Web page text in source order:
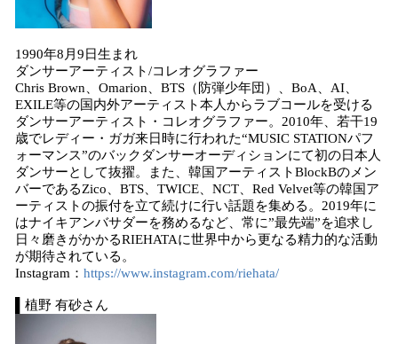
1990年8月9日生まれ
ダンサーアーティスト/コレオグラファー
Chris Brown、Omarion、BTS（防弾少年団）、BoA、AI、
EXILE等の国内外アーティスト本人からラブコールを受ける
ダンサーアーティスト・コレオグラファー。2010年、若干19
歳でレディー・ガガ来日時に行われた“MUSIC STATIONパフ
ォーマンス”のバックダンサーオーディションにて初の日本人
ダンサーとして抜擢。また、韓国アーティストBlockBのメン
バーであるZico、BTS、TWICE、NCT、Red Velvet等の韓国ア
ーティストの振付を立て続けに行い話題を集める。2019年に
はナイキアンバサダーを務めるなど、常に”最先端”を追求し
日々磨きがかかるRIEHATAに世界中から更なる精力的な活動
が期待されている。
Instagram： https://www.instagram.com/riehata/
▌植野 有砂さん